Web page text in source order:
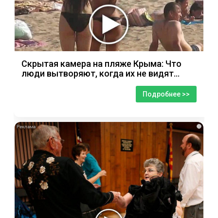
Скрытая камера на пляже Крыма: Что
люди вытворяют, когда их не видят...
Подробнее >>
i